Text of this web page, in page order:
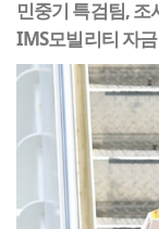
민중기 특검팀,
IMS모빌리티 자